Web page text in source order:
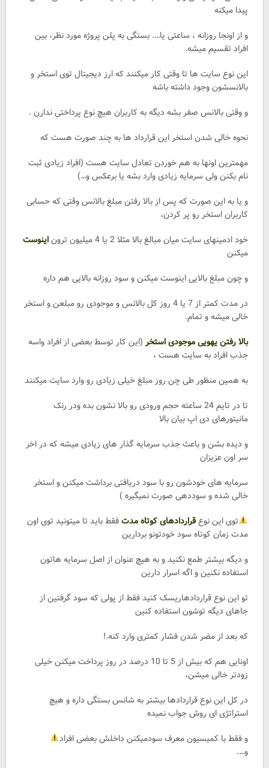
پیدا میکنه
و از اونجا روزانه ، ساعتی یا…. بستگی به پلن پروژه مورد نظر، بین
افراد تقسیم میشه.
این نوع سایت ها تا وقتی کار میکنند که ارز دیجیتال توی استخر و
بالانسشون وجود داشته باشه
و وقتی بالانس صفر بشه دیگه به کاربران هیچ نوع پرداختی ندارن .
نحوه خالی شدن استخر این قرارداد ها به چند صورت هست که
مهمترین اونها به هم خوردن تعادل سایت هست (افراد زیادی ثبت
نام بکنن ولی سرمایه زیادی وارد بشه یا برعکس و…)
و یا به این صورت که پس از بالا رفتن مبلغ بالانس وقتی که حسابی
کاربران استخر رو پر کردن،
خود ادمینهای سایت میان مبالغ بالا مثلا 2 یا 4 میلیون ترون
اینوست
میکنن
و چون مبلغ بالایی اینوست میکنن و سود روزانه بالایی هم داره
در مدت کمتر از 7 یا 4 روز کل بالانس و موجودی رو مبلعن و استخر
خالی میشه و تمام.
بالا رفتن یهویی موجودی استخر(این کار توسط بعضی از افراد واسه
جذب افراد به سایت هست ،
به همین منظور طی چن روز مبلغ خیلی زیادی رو وارد سایت میکنند
تا در تایم 24 ساعته حجم ورودی رو بالا نشون بده ودر رنک
مانیتورهای دی اپ بیان بالا
و دیده بشن و باعث جذب سرمایه گذار های زیادی میشه که در اخر
سر اون عزیزان
سرمایه های خودشون رو با سود دریافتی برداشت میکنن و استخر
خالی شده و سوددهی صورت نمیگیره )
توی این نوعقراردادهای کوتاه مدتفقط باید تا میتونید توی اون
مدت زمان کوتاه سود خودتونو بردارین
و دیگه بیشتر طمع نکنید و به هیچ عنوان از اصل سرمایه هاتون
استفاده نکنین و اگه اسرار دارین
تو این نوع قراردادهاریسک کنید فقط از پولی که سود گرفتین از
جاهای دیگه توشون استفاده کنین
که بعد از مضر شدن فشار کمتری وارد کنه.!
اونایی هم که بیش از 5 تا 10 درصد در روز پرداخت میکنن خیلی
زودتر خالی میشن،
در کل این نوع قراردادها بیشتر به شانس بستگی داره و هیچ
استراتژی ای روش جواب نمیده
و فقط با کمیسیون معرف سودمیکنن داخلش بعضی افراد
و‌‌‌….